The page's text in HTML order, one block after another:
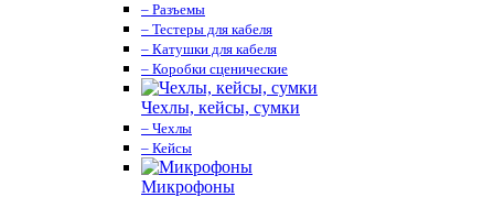
– Разъемы
– Тестеры для кабеля
– Катушки для кабеля
– Коробки сценические
Чехлы, кейсы, сумки
– Чехлы
– Кейсы
Микрофоны